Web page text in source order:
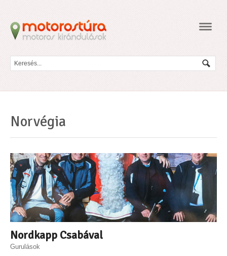
Norvégia
Nordkapp Csabával
Gurulások